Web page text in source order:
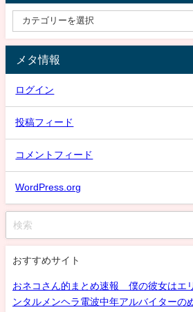
メタ情報
ログイン
投稿フィード
コメントフィード
WordPress.org
おすすめサイト
おネコさん的まとめ速報 僕の彼女はエ
ンタルメンヘラ電波中年アルバイターの